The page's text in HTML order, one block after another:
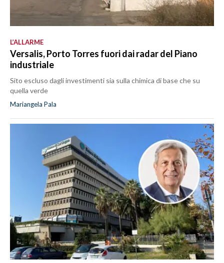
L’ALLARME
Versalis, Porto Torres fuori dai radar del Piano
industriale
Sito escluso dagli investimenti sia sulla chimica di base che su
quella verde
Mariangela Pala